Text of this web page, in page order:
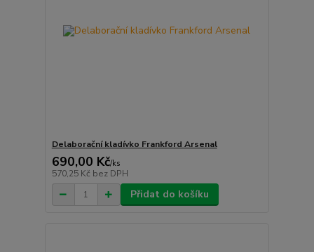
Delaborační kladívko Frankford Arsenal
690,00 Kč/ks
570,25 Kč bez DPH
Přidat do košíku